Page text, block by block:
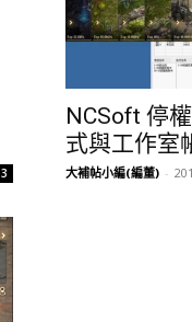
3
NCSoft 停
式與工作室
大補帖小編(編董) -